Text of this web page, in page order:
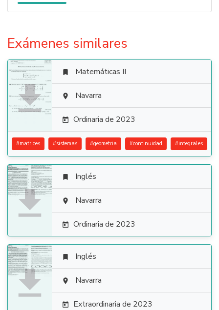
Exámenes similares

 Matemáticas II
 Navarra
 Ordinaria de 2023
#matrices #sistemas #geometria #continuidad #integrales

 Inglés
 Navarra
 Ordinaria de 2023

 Inglés
 Navarra
 Extraordinaria de 2023